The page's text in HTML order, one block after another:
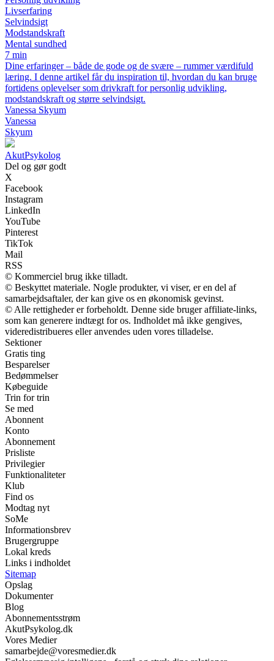
Livserfaring
Selvindsigt
Modstandskraft
Mental sundhed
7 min
Dine erfaringer – både de gode og de svære – rummer værdifuld
læring. I denne artikel får du inspiration til, hvordan du kan bruge
fortidens oplevelser som drivkraft for personlig udvikling,
modstandskraft og større selvindsigt.
Vanessa Skyum
Vanessa
Skyum
AkutPsykolog
Del og gør godt
X
Facebook
Instagram
LinkedIn
YouTube
Pinterest
TikTok
Mail
RSS
© Kommerciel brug ikke tilladt.
© Beskyttet materiale. Nogle produkter, vi viser, er en del af
samarbejdsaftaler, der kan give os en økonomisk gevinst.
© Alle rettigheder er forbeholdt. Denne side bruger affiliate-links,
som kan generere indtægt for os. Indholdet må ikke gengives,
videredistribueres eller anvendes uden vores tilladelse.
Sektioner
Gratis ting
Besparelser
Bedømmelser
Købeguide
Trin for trin
Se med
Abonnent
Konto
Abonnement
Prisliste
Privilegier
Funktionaliteter
Klub
Find os
Modtag nyt
SoMe
Informationsbrev
Brugergruppe
Lokal kreds
Links i indholdet
Sitemap
Opslag
Dokumenter
Blog
Abonnementsstrøm
AkutPsykolog.dk
Vores Medier
samarbejde@voresmedier.dk